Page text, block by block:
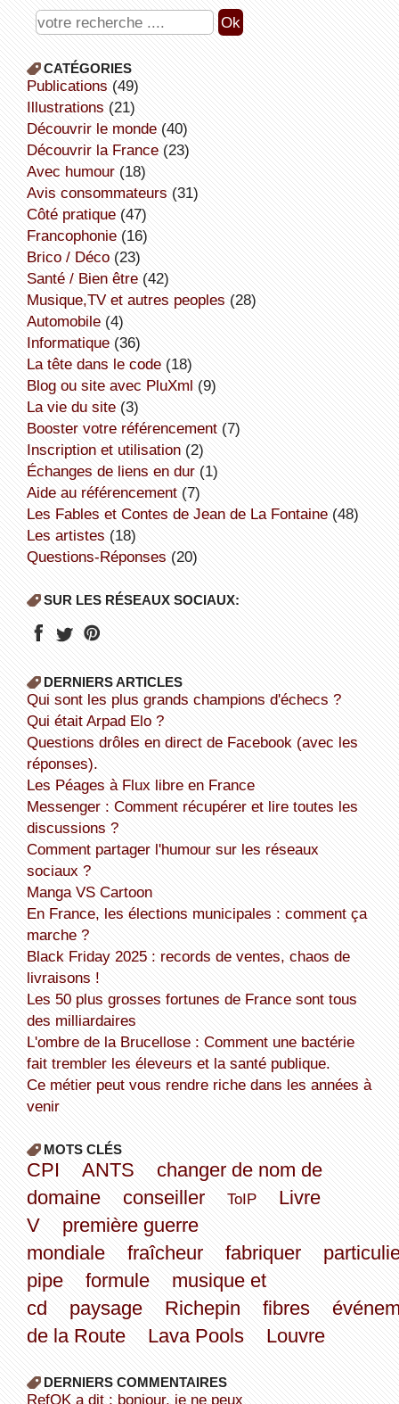
CATÉGORIES
publications (49)
illustrations (21)
découvrir le monde(40)
découvrir la France(23)
avec humour(18)
avis consommateurs (31)
côté pratique(47)
Francophonie(16)
Brico / Déco(23)
Santé / Bien être(42)
Musique,TV et autres peoples (28)
Automobile(4)
informatique(36)
la tête dans le code(18)
Blog ou site avec PluXml (9)
la vie du site(3)
booster votre référencement(7)
inscription et utilisation(2)
échanges de liens en dur(1)
aide au référencement(7)
Les Fables et Contes de Jean de La Fontaine(48)
Les artistes (18)
Questions-Réponses (20)
SUR LES RÉSEAUX SOCIAUX:
DERNIERS ARTICLES
Qui sont les plus grands champions d'échecs ?
Qui était Arpad Elo ?
Questions drôles en direct de Facebook (avec les
réponses).
Les Péages à Flux libre en France
Messenger : Comment récupérer et lire toutes les
discussions ?
Comment partager l'humour sur les réseaux
sociaux ?
Manga VS Cartoon
En France, les élections municipales : comment ça
marche ?
Black Friday 2025 : records de ventes, chaos de
livraisons !
Les 50 plus grosses fortunes de France sont tous
des milliardaires
L'ombre de la Brucellose : Comment une bactérie
fait trembler les éleveurs et la santé publique.
Ce métier peut vous rendre riche dans les années à
venir
MOTS CLÉS
CPI ANTS
changer de nom de
domaine
conseiller ToIP
Livre
V
première guerre
mondiale
fraîcheur fabriquer
pipe
formule
musique et
cd
paysage Richepin fibres
de la Route
Lava Pools Louvre
DERNIERS COMMENTAIRES
refOK a dit : bonjour, je ne peux